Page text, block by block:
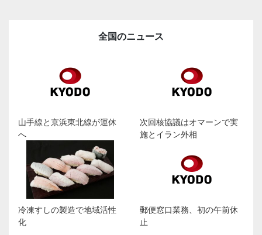
全国のニュース
山手線と京浜東北線が運休
へ
次回核協議はオマーンで実
施とイラン外相
冷凍すしの製造で地域活性
化
郵便窓口業務、初の午前休
止